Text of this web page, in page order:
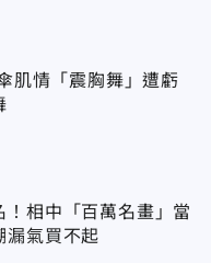
肌情「震胸舞」遭虧
！相中「百萬名畫」當
氣買不起